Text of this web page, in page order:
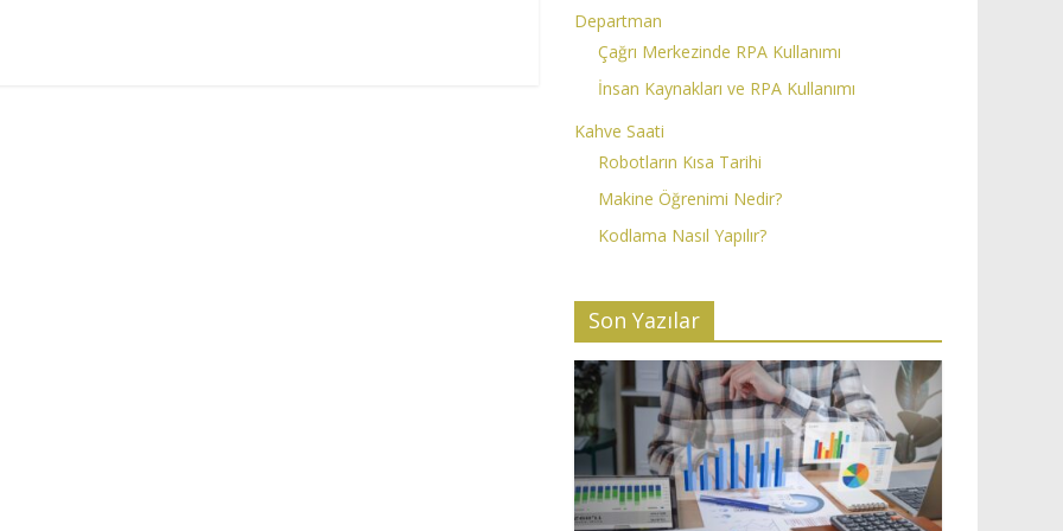
Departman
Çağrı Merkezinde RPA Kullanımı
İnsan Kaynakları ve RPA Kullanımı
Kahve Saati
Robotların Kısa Tarihi
Makine Öğrenimi Nedir?
Kodlama Nasıl Yapılır?
Son Yazılar